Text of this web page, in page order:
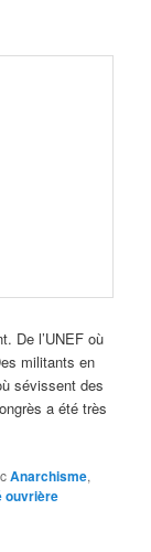
De l’UNEF où
militants en
sévissent des
a été très
Anarchisme,
ouvrière